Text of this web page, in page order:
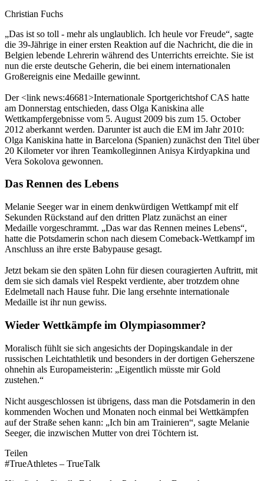
Christian Fuchs
„Das ist so toll - mehr als unglaublich. Ich heule vor Freude“, sagte
die 39-Jährige in einer ersten Reaktion auf die Nachricht, die die in
Belgien lebende Lehrerin während des Unterrichts erreichte. Sie ist
nun die erste deutsche Geherin, die bei einem internationalen
Großereignis eine Medaille gewinnt.
Der <link news:46681>Internationale Sportgerichtshof CAS hatte
am Donnerstag entschieden, dass Olga Kaniskina alle
Wettkampfergebnisse vom 5. August 2009 bis zum 15. October
2012 aberkannt werden. Darunter ist auch die EM im Jahr 2010:
Olga Kaniskina hatte in Barcelona (Spanien) zunächst den Titel über
20 Kilometer vor ihren Teamkolleginnen Anisya Kirdyapkina und
Vera Sokolova gewonnen.
Das Rennen des Lebens
Melanie Seeger war in einem denkwürdigen Wettkampf mit elf
Sekunden Rückstand auf den dritten Platz zunächst an einer
Medaille vorgeschrammt. „Das war das Rennen meines Lebens“,
hatte die Potsdamerin schon nach diesem Comeback-Wettkampf im
Anschluss an ihre erste Babypause gesagt.
Jetzt bekam sie den späten Lohn für diesen couragierten Auftritt, mit
dem sie sich damals viel Respekt verdiente, aber trotzdem ohne
Edelmetall nach Hause fuhr. Die lang ersehnte internationale
Medaille ist ihr nun gewiss.
Wieder Wettkämpfe im Olympiasommer?
Moralisch fühlt sie sich angesichts der Dopingskandale in der
russischen Leichtathletik und besonders in der dortigen Geherszene
ohnehin als Europameisterin: „Eigentlich müsste mir Gold
zustehen.“
Nicht ausgeschlossen ist übrigens, dass man die Potsdamerin in den
kommenden Wochen und Monaten noch einmal bei Wettkämpfen
auf der Straße sehen kann: „Ich bin am Trainieren“, sagte Melanie
Seeger, die inzwischen Mutter von drei Töchtern ist.
Teilen
#TrueAthletes – TrueTalk